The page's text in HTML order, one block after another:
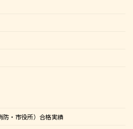
・市役所）合格実績